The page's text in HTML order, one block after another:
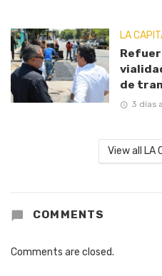
LA
de
3 días
View all LA
COMMENTS
Comments are closed.